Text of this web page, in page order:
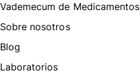
Vademecum de Medicamentos
Sobre nosotros
Blog
Laboratorios